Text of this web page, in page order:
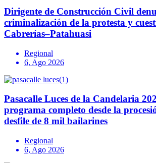
Dirigente de Construcción Civil
criminalización de la protesta y
Cabrerías–Patahuasi
Regional
6, Ago 2026
Pasacalle Luces de la Candelaria
programa completo desde la
desfile de 8 mil bailarines
Regional
6, Ago 2026